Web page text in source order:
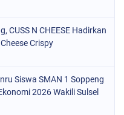
(1149)
CUSS N CHEESE Hadirkan
Crispy
Siswa SMAN 1 Soppeng
2026 Wakili Sulsel